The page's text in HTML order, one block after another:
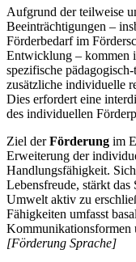
Aufgrund der teilweise
Beeinträchtigungen –
Förderbedarf im
Entwicklung – kommen
spezifische
zusätzliche individuelle
Dies erfordert eine
des individuellen
Ziel derFörderung im
Erweiterung der
Handlungsfähigkeit.
Lebensfreude, stärkt
Umwelt aktiv zu
Fähigkeiten umfasst
Kommunikationsformen
[Förderung Sprache]